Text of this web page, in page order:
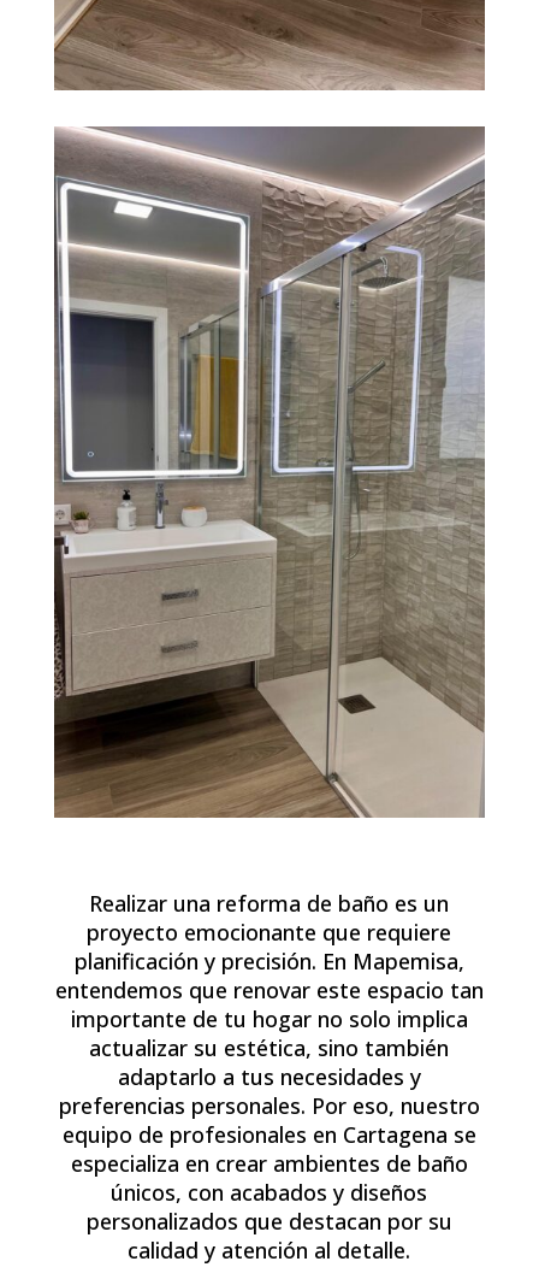
Realizar una reforma de baño es un
proyecto emocionante que requiere
planificación y precisión. En Mapemisa,
entendemos que renovar este espacio tan
importante de tu hogar no solo implica
actualizar su estética, sino también
adaptarlo a tus necesidades y
preferencias personales. Por eso, nuestro
equipo de profesionales en Cartagena se
especializa en crear ambientes de baño
únicos, con acabados y diseños
personalizados que destacan por su
calidad y atención al detalle.